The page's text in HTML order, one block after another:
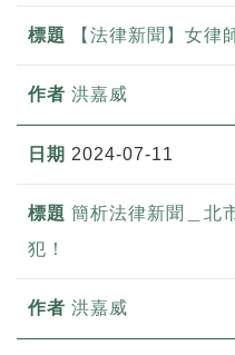
【法律新聞】女律
洪嘉威
2024-07-11
簡析法律新聞＿北
犯！
洪嘉威